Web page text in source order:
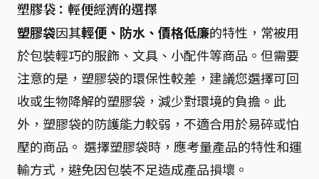
塑膠袋：輕便經濟的選擇
塑膠袋因其輕便、防水、價格低廉的特性，常被用
於包裝輕巧的服飾、文具、小配件等商品。但需要
注意的是，塑膠袋的環保性較差，建議您選擇可回
收或生物降解的塑膠袋，減少對環境的負擔。此
外，塑膠袋的防護能力較弱，不適合用於易碎或怕
壓的商品。 選擇塑膠袋時，應考量產品的特性和運
輸方式，避免因包裝不足造成產品損壞。